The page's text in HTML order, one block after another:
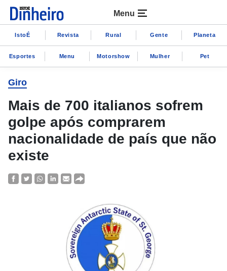
Menu
IstoÉ Revista Rural Gente Planeta
Esportes Menu Motorshow Mulher Pet
Giro
Mais de 700 italianos sofrem
golpe após comprarem
nacionalidade de país que não
existe